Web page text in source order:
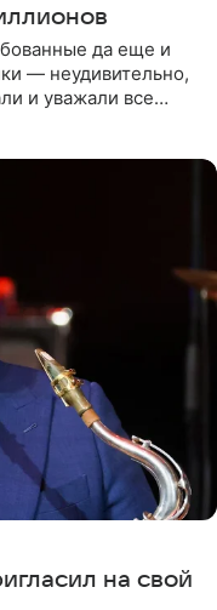
да еще и
— неудивительно,
и уважали все
на свой